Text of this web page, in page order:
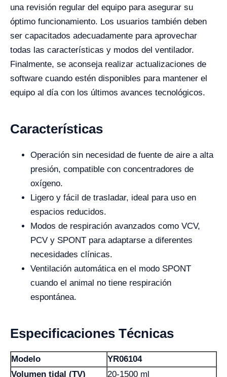
una revisión regular del equipo para asegurar su
óptimo funcionamiento. Los usuarios también deben
ser capacitados adecuadamente para aprovechar
todas las características y modos del ventilador.
Finalmente, se aconseja realizar actualizaciones de
software cuando estén disponibles para mantener el
equipo al día con los últimos avances tecnológicos.
Características
Operación sin necesidad de fuente de aire a alta
presión, compatible con concentradores de
oxígeno.
Ligero y fácil de trasladar, ideal para uso en
espacios reducidos.
Modos de respiración avanzados como VCV,
PCV y SPONT para adaptarse a diferentes
necesidades clínicas.
Ventilación automática en el modo SPONT
cuando el animal no tiene respiración
espontánea.
Especificaciones Técnicas
Modelo
YR06104
Volumen tidal (TV)
20-1500 ml